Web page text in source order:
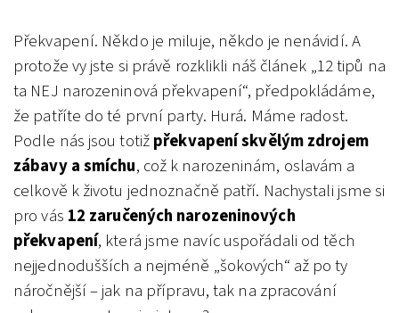
Překvapení. Někdo je miluje, někdo je nenávidí. A
protože vy jste si právě rozklikli náš článek „12 tipů na
ta NEJ narozeninová překvapení“, předpokládáme,
že patříte do té první party. Hurá. Máme radost.
Podle nás jsou totižpřekvapení skvělým zdrojem
zábavy a smíchu, což k narozeninám, oslavám a
celkově k životu jednoznačně patří. Nachystali jsme si
pro vás 12 zaručených narozeninových
překvapení, která jsme navíc uspořádali od těch
nejjednodušších a nejméně „šokových“ až po ty
náročnější – jak na přípravu, tak na zpracování